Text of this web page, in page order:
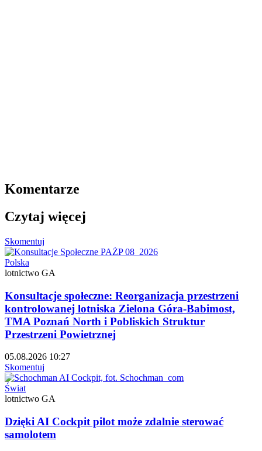
Komentarze
Czytaj więcej
Skomentuj
Polska
lotnictwo GA
Konsultacje społeczne: Reorganizacja przestrzeni
kontrolowanej lotniska Zielona Góra-Babimost,
TMA Poznań North i Pobliskich Struktur
Przestrzeni Powietrznej
05.08.2026 10:27
Skomentuj
Świat
lotnictwo GA
Dzięki AI Cockpit pilot może zdalnie sterować
samolotem